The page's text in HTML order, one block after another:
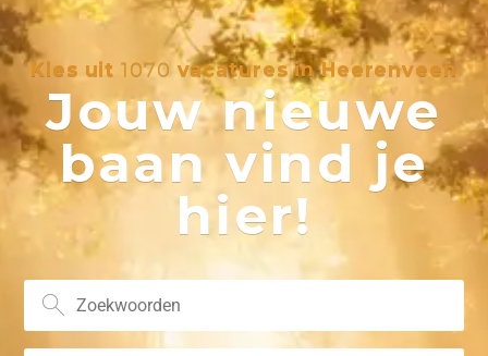
Kies uit1070 vacatures in Heerenveen
Jouw nieuwe
baan vind je
hier!